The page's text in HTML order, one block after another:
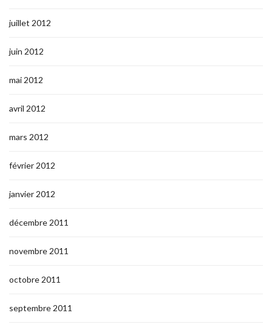
juillet 2012
juin 2012
mai 2012
avril 2012
mars 2012
février 2012
janvier 2012
décembre 2011
novembre 2011
octobre 2011
septembre 2011